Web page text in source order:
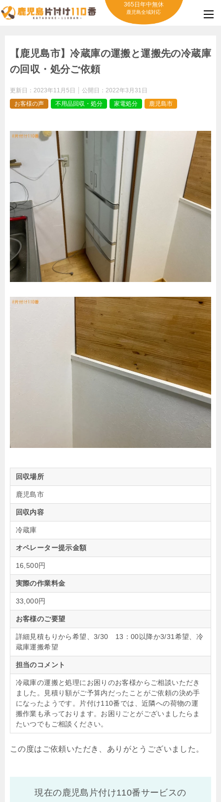
365日年中無休
鹿児島全域対応
【鹿児島市】冷蔵庫の運搬と運搬先の冷蔵庫
の回収・処分ご依頼
更新日： 2023年11月5日 公開日： 2022年3月31日
お客様の声
不用品回収・処分 家電処分 鹿児島市
回収場所
鹿児島市
回収内容
冷蔵庫
オペレーター提示金額
16,500円
実際の作業料金
33,000円
お客様のご要望
詳細見積もりから希望、3/30 13：00以降か3/31希望、冷
蔵庫運搬希望
担当のコメント
冷蔵庫の運搬と処理にお困りのお客様からご相談いただき
ました。見積り額がご予算内だったことがご依頼の決め手
になったようです。片付け110番では、近隣への荷物の運
搬作業も承っております。お困りごとがございましたらま
たいつでもご相談ください。
この度はご依頼いただき、ありがとうございました。
現在の鹿児島片付け110番サービスの